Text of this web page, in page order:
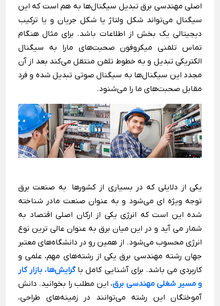
اصلی مهندسی برق تبدیل سیگنال‌ها به هم است که این
سیگنال می‌تواند شکل ولتاژ یا شکل جریان و یا ترکیب
دیجیتالی یک بخش از اطلاعات باشد. برای مثال هنگام
تماس تلفنی میکروفون صحبت‌های مارا به سیگنال
الکتریکی تبدیل و به خطوط تلفن منتقل می‌کند بعد از آن
مجدد این سیگنال‌ها به سیگنال صوتی تبدیل شده و فرد
مقابل صحبت‌های ما را می‌شنود.
یکی از دلایلی که در بسیاری از کشورها به صنعت برق
توجه ویژه ای می‌شود و به عنوان صنعت مادر شناخته
شده این است که انرژی یکی از ارکان اصلی اقتصاد به
شمار می ‌آید و در این میان برق به عنوان عالی ترین نوع
انرژی محسوب می‌شود. از همین رو در دانشگاه‌های معتبر
جهان رشته مهندسی برق یکی از رشته‌های مهم، علمی و
کاربردی می باشد. برای آشنایی کامل باگرایش‌ها، بازار کار
و مسیر شغلی مهندسی برق، این مطلب را بخوانید. دانش
آموختگان این رشته می‌توانند در زمینه‌های طراحی،